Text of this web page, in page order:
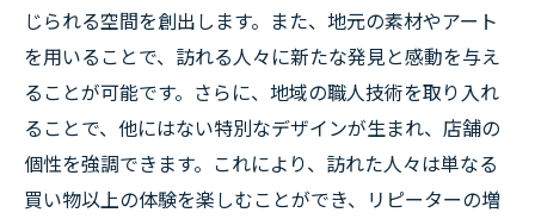
じられる空間を創出します。また、地元の素材やアート
を用いることで、訪れる人々に新たな発見と感動を与え
ることが可能です。さらに、地域の職人技術を取り入れ
ることで、他にはない特別なデザインが生まれ、店舗の
個性を強調できます。これにより、訪れた人々は単なる
買い物以上の体験を楽しむことができ、リピーターの増